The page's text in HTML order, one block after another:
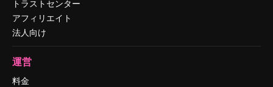
トラストセンター
アフィリエイト
法人向け
運営
料金